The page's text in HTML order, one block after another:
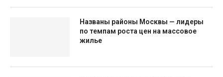
Названы районы Москвы — лидеры
по темпам роста цен на массовое
жилье